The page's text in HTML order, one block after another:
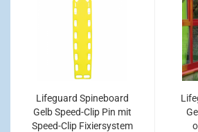
Lifeguard Spineboard
Gelb Speed-Clip Pin mit
Speed-Clip Fixiersystem